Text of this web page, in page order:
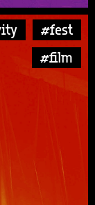
#fest
#film